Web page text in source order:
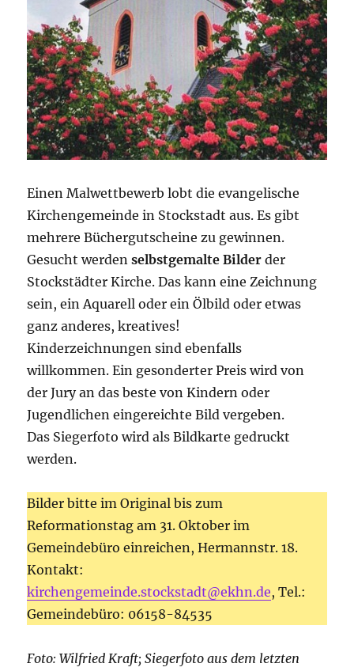
Einen Malwettbewerb lobt die evangelische
Kirchengemeinde in Stockstadt aus. Es gibt
mehrere Büchergutscheine zu gewinnen.
Gesucht werdenselbstgemalte Bilder der
Stockstädter Kirche. Das kann eine Zeichnung
sein, ein Aquarell oder ein Ölbild oder etwas
ganz anderes, kreatives!
Kinderzeichnungen sind ebenfalls
willkommen. Ein gesonderter Preis wird von
der Jury an das beste von Kindern oder
Jugendlichen eingereichte Bild vergeben.
Das Siegerfoto wird als Bildkarte gedruckt
werden.
Bilder bitte im Original bis zum
Reformationstag am 31. Oktober im
Gemeindebüro einreichen, Hermannstr. 18.
Kontakt:
kirchengemeinde.stockstadt@ekhn.de, Tel.:
Gemeindebüro: 06158-84535
Foto: Wilfried Kraft; Siegerfoto aus dem letzten